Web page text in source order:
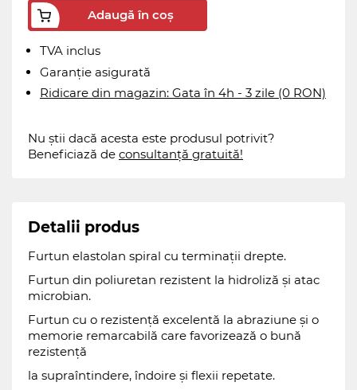
Adaugă în coș
TVA inclus
Garanție asigurată
Ridicare din magazin: Gata în 4h - 3 zile (0 RON)
Nu știi dacă acesta este produsul potrivit?
Beneficiază de consultanță gratuită!
Detalii produs
Furtun elastolan spiral cu terminații drepte.
Furtun din poliuretan rezistent la hidroliză și atac
microbian.
Furtun cu o rezistență excelentă la abraziune și o
memorie remarcabilă care favorizează o bună
rezistență
la supraîntindere, îndoire și flexii repetate.